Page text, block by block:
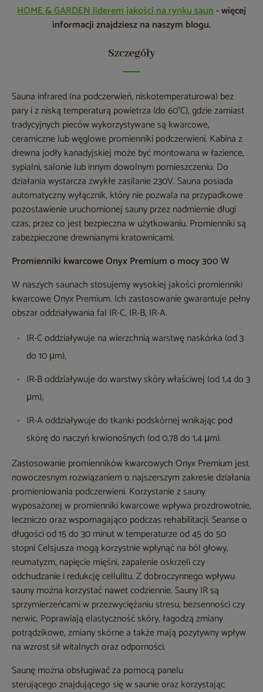
HOME & GARDEN liderem jakości na rynku saun- więcej
informacji znajdziesz na naszym blogu.
Szczegóły
Sauna infrared (na podczerwień, niskotemperaturowa) bez
pary i z niską temperaturą powietrza (do 60°C), gdzie zamiast
tradycyjnych pieców wykorzystywane są kwarcowe,
ceramiczne lub węglowe promienniki podczerwieni. Kabina z
drewna jodły kanadyjskiej może być montowana w łazience,
sypialni, salonie lub innym dowolnym pomieszczeniu. Do
działania wystarcza zwykłe zasilanie 230V. Sauna posiada
automatyczny wyłącznik, który nie pozwala na przypadkowe
pozostawienie uruchomionej sauny przez nadmiernie długi
czas, przez co jest bezpieczna w użytkowaniu. Promienniki są
zabezpieczone drewnianymi kratownicami.
Promienniki kwarcowe Onyx Premium o mocy 300 W
W naszych saunach stosujemy wysokiej jakości promienniki
kwarcowe Onyx Premium. Ich zastosowanie gwarantuje pełny
obszar oddziaływania fal IR-C, IR-B, IR-A.
IR-C oddziaływuje na wierzchnią warstwę naskórka (od 3
do 10 μm),
IR-B oddziaływuje do warstwy skóry właściwej (od 1,4 do 3
μm),
IR-A oddziaływuje do tkanki podskórnej wnikając pod
skórę do naczyń krwionośnych (od 0,78 do 1,4 μm).
Zastosowanie promienników kwarcowych Onyx Premium jest
nowoczesnym rozwiązaniem o najszerszym zakresie działania
promieniowania podczerwieni. Korzystanie z sauny
wyposażonej w promienniki kwarcowe wpływa prozdrowotnie,
leczniczo oraz wspomagająco podczas rehabilitacji. Seanse o
długości od 15 do 30 minut w temperaturze od 45 do 50
stopni Celsjusza mogą korzystnie wpłynąć na ból głowy,
reumatyzm, napięcie mięśni, zapalenie oskrzeli czy
odchudzanie i redukcję cellulitu. Z dobroczynnego wpływu
sauny można korzystać nawet codziennie. Sauny IR są
sprzymierzeńcami w przezwyciężaniu stresu, bezsenności czy
nerwic. Poprawiają elastyczność skóry, łagodzą zmiany
potrądzikowe, zmiany skórne a także mają pozytywny wpływ
na wzrost sił witalnych oraz odporności.
Saunę można obsługiwać za pomocą panelu
sterującego znajdującego się w saunie oraz korzystając